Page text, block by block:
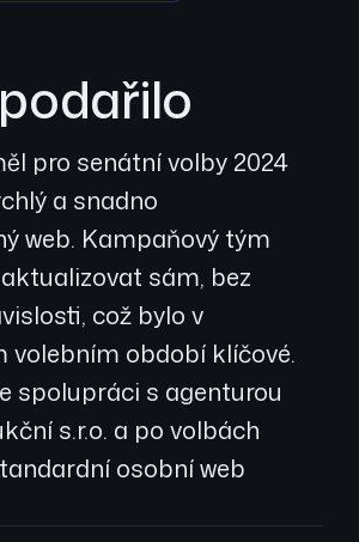
pro senátní volby 2024
a snadno
web. Kampaňový tým
sám, bez
což bylo v
volebním období klíčové.
spolupráci s agenturou
s.r.o. a po volbách
osobní web